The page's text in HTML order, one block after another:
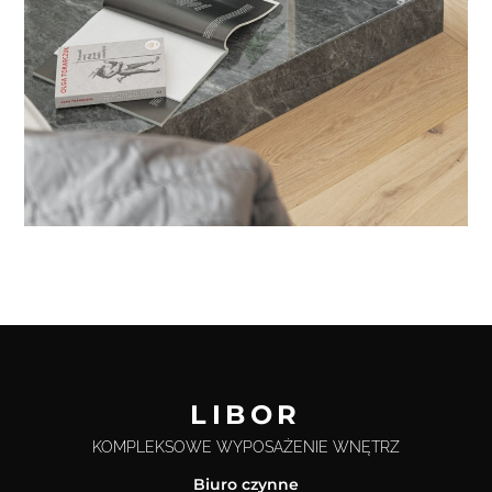
LIBOR
KOMPLEKSOWE WYPOSAŻENIE WNĘTRZ
Biuro czynne